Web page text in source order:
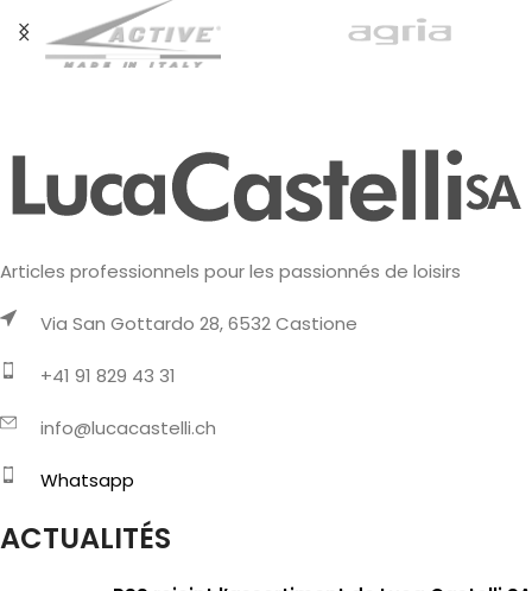
Articles professionnels pour les passionnés de loisirs
Via San Gottardo 28, 6532 Castione
+41 91 829 43 31
info@lucacastelli.ch
Whatsapp
ACTUALITÉS